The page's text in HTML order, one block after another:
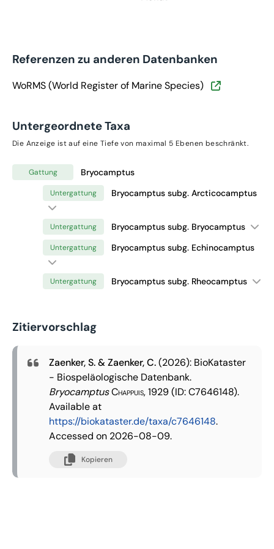
Referenzen zu anderen Datenbanken
WoRMS (World Register of Marine Species)
Untergeordnete Taxa
Die Anzeige ist auf eine Tiefe von maximal 5 Ebenen beschränkt.
Gattung Bryocamptus
Untergattung Bryocamptus subg. Arcticocamptus
Untergattung Bryocamptus subg. Bryocamptus
Untergattung Bryocamptus subg. Echinocamptus
Untergattung Bryocamptus subg. Rheocamptus
Zitiervorschlag
Zaenker, S. & Zaenker, C.(2026): BioKataster
- Biospeläologische Datenbank.
BryocamptusChappuis, 1929(ID: C7646148).
Available at
https://biokataster.de/taxa/c7646148.
Accessed on 2026-08-09.
Kopieren